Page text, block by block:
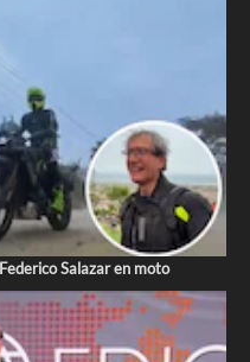
Salazar en moto